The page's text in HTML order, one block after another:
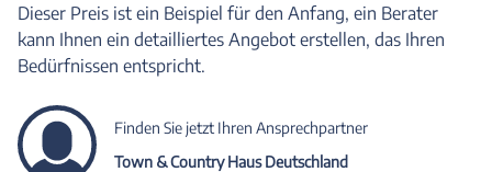
Dieser Preis ist ein Beispiel für den Anfang, ein Berater
kann Ihnen ein detailliertes Angebot erstellen, das Ihren
Bedürfnissen entspricht.
Finden Sie jetzt Ihren Ansprechpartner
Town & Country Haus Deutschland